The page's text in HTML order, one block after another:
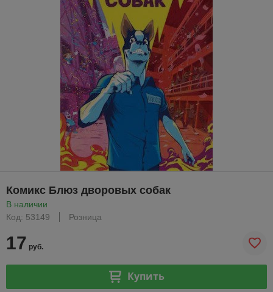
Комикс Блюз дворовых собак
В наличии
Код: 53149
Розница
17 руб.
Купить